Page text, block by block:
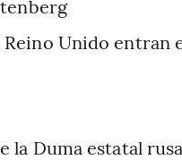
Reino Unido
la Duma estatal